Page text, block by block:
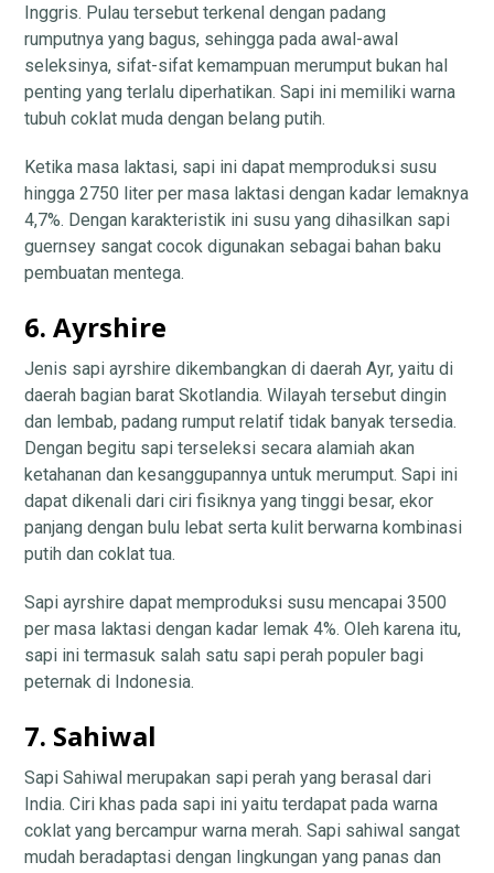
Inggris. Pulau tersebut terkenal dengan padang
rumputnya yang bagus, sehingga pada awal-awal
seleksinya, sifat-sifat kemampuan merumput bukan hal
penting yang terlalu diperhatikan. Sapi ini memiliki warna
tubuh coklat muda dengan belang putih.
Ketika masa laktasi, sapi ini dapat memproduksi susu
hingga 2750 liter per masa laktasi dengan kadar lemaknya
4,7%. Dengan karakteristik ini susu yang dihasilkan sapi
guernsey sangat cocok digunakan sebagai bahan baku
pembuatan mentega.
6. Ayrshire
Jenis sapi ayrshire dikembangkan di daerah Ayr, yaitu di
daerah bagian barat Skotlandia. Wilayah tersebut dingin
dan lembab, padang rumput relatif tidak banyak tersedia.
Dengan begitu sapi terseleksi secara alamiah akan
ketahanan dan kesanggupannya untuk merumput. Sapi ini
dapat dikenali dari ciri fisiknya yang tinggi besar, ekor
panjang dengan bulu lebat serta kulit berwarna kombinasi
putih dan coklat tua.
Sapi ayrshire dapat memproduksi susu mencapai 3500
per masa laktasi dengan kadar lemak 4%. Oleh karena itu,
sapi ini termasuk salah satu sapi perah populer bagi
peternak di Indonesia.
7. Sahiwal
Sapi Sahiwal merupakan sapi perah yang berasal dari
India. Ciri khas pada sapi ini yaitu terdapat pada warna
coklat yang bercampur warna merah. Sapi sahiwal sangat
mudah beradaptasi dengan lingkungan yang panas dan